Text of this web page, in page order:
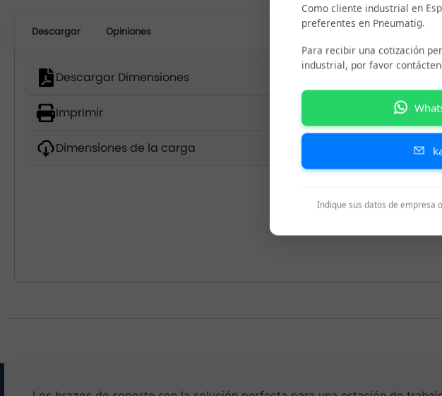
Descargar Opiniones
Descargar Dimensiones
Imprimir
Dimensiones de la carga
Como cliente industrial en
preferentes en Pneumatig.
Para recibir una cotización
industrial, por favor
Indique sus datos de empresa